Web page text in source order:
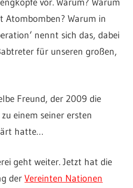
Atombomben? Warum in
nennt sich das, dabei
für unseren großen,
Freund, der 2009 die
einem seiner ersten
hatte…
geht weiter. Jetzt hat die
derVereinten Nationen